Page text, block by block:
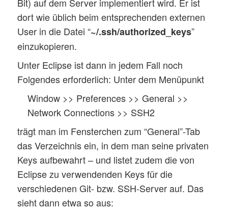
Bit) auf dem Server implementiert wird. Er ist
dort wie üblich beim entsprechenden externen
User in die Datei “~/.ssh/authorized_keys”
einzukopieren.
Unter Eclipse ist dann in jedem Fall noch
Folgendes erforderlich: Unter dem Menüpunkt
Window >> Preferences >> General >>
Network Connections >> SSH2
trägt man im Fensterchen zum “General”-Tab
das Verzeichnis ein, in dem man seine privaten
Keys aufbewahrt – und listet zudem die von
Eclipse zu verwendenden Keys für die
verschiedenen Git- bzw. SSH-Server auf. Das
sieht dann etwa so aus: